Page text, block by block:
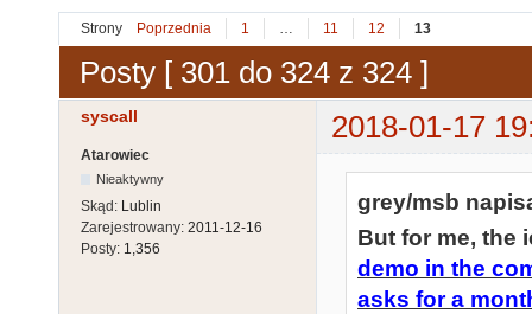
Strony Poprzednia 1 … 11 12 13
Posty [ 301 do 324 z 324 ]
syscall 2018-01-17
Atarowiec
Nieaktywny
Skąd: Lublin
Zarejestrowany: 2011-12-16
Posty: 1,356
grey/msb
But for me, the
demo in the
asks for a